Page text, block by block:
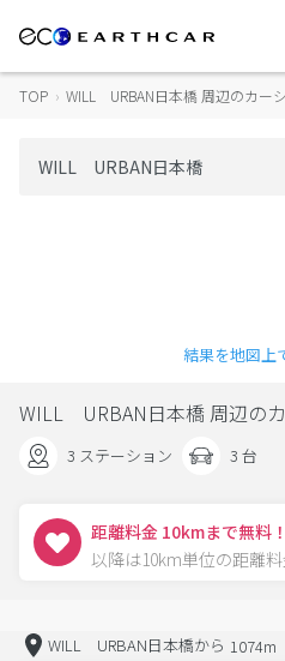
TOP › WILL URBAN日本橋 周辺のカー
結果を地図上
WILL URBAN日本橋 周辺の
3 ステーション 3 台
距離料金 10kmまで無料！
以降は10km単位の距離
WILL URBAN日本橋から 1074m